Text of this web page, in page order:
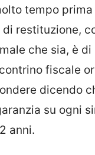
tempo
restituzione,
che sia, è
fiscale
dicendo
su ogni
anni.